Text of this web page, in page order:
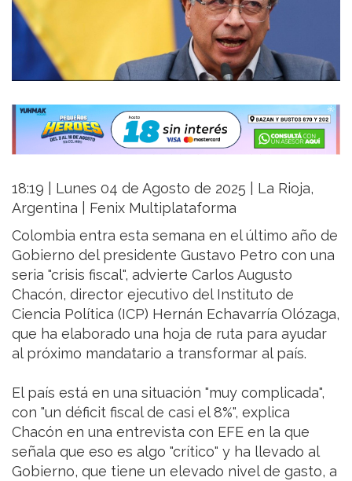
18:19 | Lunes 04 de Agosto de 2025 | La Rioja,
Argentina | Fenix Multiplataforma
Colombia entra esta semana en el último año de
Gobierno del presidente Gustavo Petro con una
seria "crisis fiscal", advierte Carlos Augusto
Chacón, director ejecutivo del Instituto de
Ciencia Política (ICP) Hernán Echavarría Olózaga,
que ha elaborado una hoja de ruta para ayudar
al próximo mandatario a transformar al país.
El país está en una situación "muy complicada",
con "un déficit fiscal de casi el 8%", explica
Chacón en una entrevista con EFE en la que
señala que eso es algo "crítico" y ha llevado al
Gobierno, que tiene un elevado nivel de gasto, a